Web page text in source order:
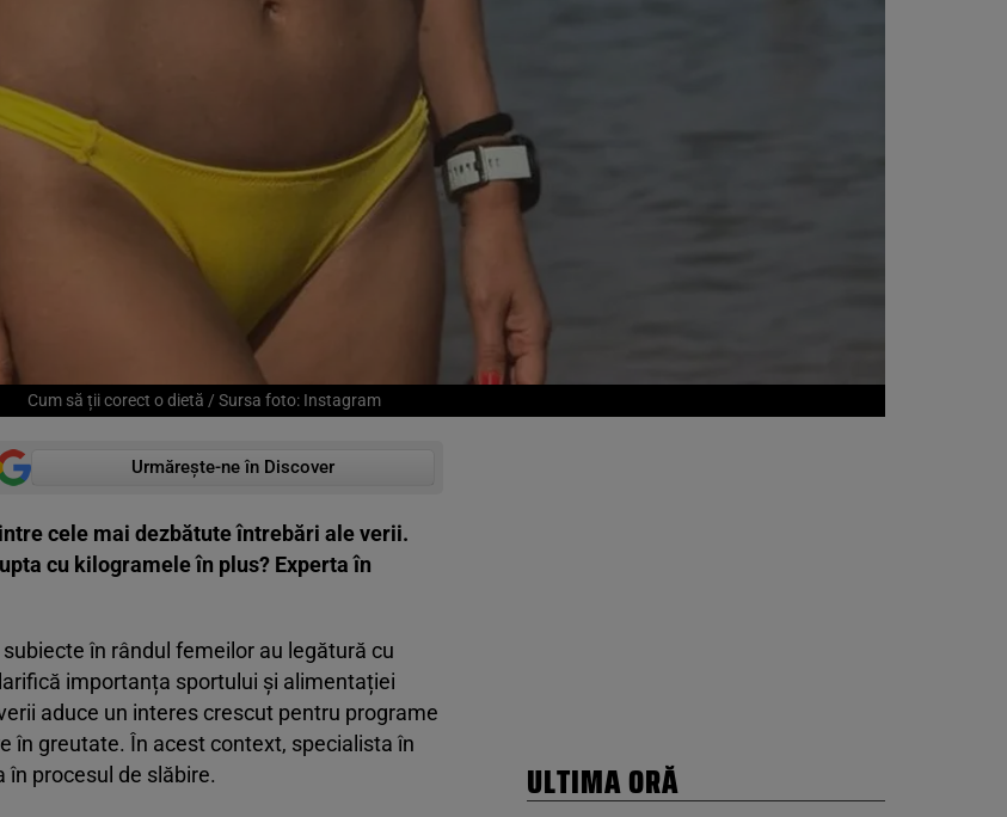
Cum să ții corect o dietă / Sursa foto: Instagram
Urmărește-ne în Discover
cele mai dezbătute întrebări ale verii.
cu kilogramele în plus? Experta în
în rândul femeilor au legătură cu
importanța sportului și alimentației
aduce un interes crescut pentru programe
în greutate. În acest context, specialista în
în procesul de slăbire.
ULTIMA ORĂ